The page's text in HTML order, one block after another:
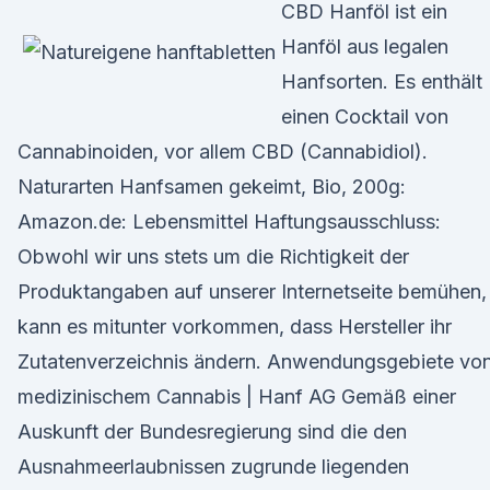
CBD Hanföl ist ein
Hanföl aus legalen
Hanfsorten. Es enthält
einen Cocktail von
Cannabinoiden, vor allem CBD (Cannabidiol).
Naturarten Hanfsamen gekeimt, Bio, 200g:
Amazon.de: Lebensmittel Haftungsausschluss:
Obwohl wir uns stets um die Richtigkeit der
Produktangaben auf unserer Internetseite bemühen,
kann es mitunter vorkommen, dass Hersteller ihr
Zutatenverzeichnis ändern. Anwendungsgebiete
medizinischem Cannabis | Hanf AG Gemäß einer
Auskunft der Bundesregierung sind die den
Ausnahme­erlaubnissen zugrunde liegenden